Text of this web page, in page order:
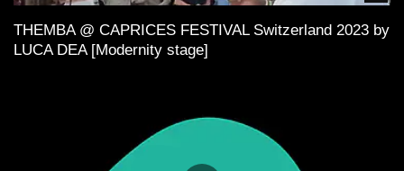
THEMBA @ CAPRICES FESTIVAL Switzerland 2023 by
LUCA DEA [Modernity stage]